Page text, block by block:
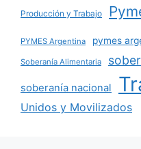
Producción y Trabajo
PYMES Argentina pymes
Soberanía Alimentaria
soberanía nacional
Unidos y Movilizados